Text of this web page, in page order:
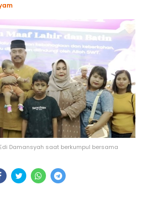
Damansyah saat berkumpul bersama